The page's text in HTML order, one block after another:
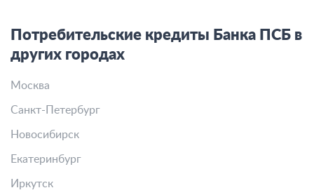
Потребительские кредиты Банка ПСБ в
других городах
Москва
Санкт-Петербург
Новосибирск
Екатеринбург
Иркутск